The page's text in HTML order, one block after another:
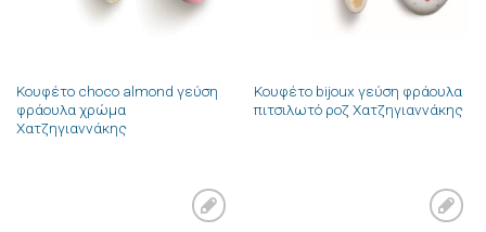
Κουφέτο choco almond γεύση
φράουλα χρώμα
Χατζηγιαννάκης
Κουφέτο bijoux γεύση φράουλα
πιτσιλωτό ροζ Χατζηγιαννάκης